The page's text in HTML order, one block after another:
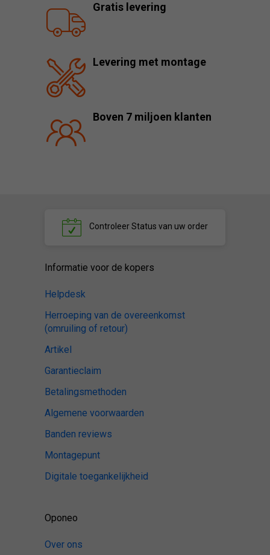
Gratis levering
Levering met montage
Boven 7 miljoen klanten
ControleerStatus van uw order
Informatie voor de kopers
Helpdesk
Herroeping van de overeenkomst
(omruiling of retour)
Artikel
Garantieclaim
Betalingsmethoden
Algemene voorwaarden
Banden reviews
Montagepunt
Digitale toegankelijkheid
Oponeo
Over ons